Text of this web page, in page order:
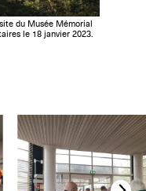
du Musée Mémorial
le 18 janvier 2023.